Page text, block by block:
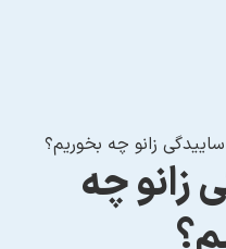
ساییدگی زانو چه بخوریم؟
زانو چه